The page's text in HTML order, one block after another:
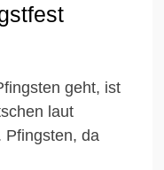
geht, ist
laut
Pfingsten, da